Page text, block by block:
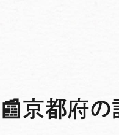
📰京都府の